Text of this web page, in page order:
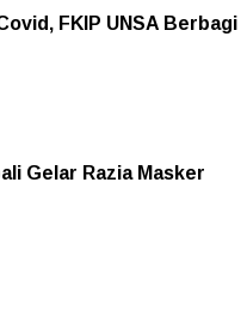
FKIP UNSA Berbagi
Gelar Razia Masker